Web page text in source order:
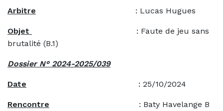
Arbitre : Lucas Hugues
Objet
: Faute de jeu sans
brutalité (B.1)
Dossier N° 2024-2025/039
Date : 25/10/2024
Rencontre : Baty Havelange B